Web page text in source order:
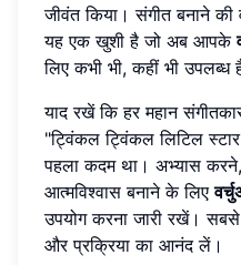
जीवंत किया। संगीत बनाने
यह एक खुशी है जो अब आपके
लिए कभी भी, कहीं भी उपलब्ध
याद रखें कि हर महान
"ट्विंकल ट्विंकल लिटिल
पहला कदम था। अभ्यास
आत्मविश्वास बनाने के लिए
उपयोग करना जारी रखें।
और प्रक्रिया का आनंद लें।